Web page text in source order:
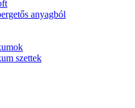
anyagból
szettek